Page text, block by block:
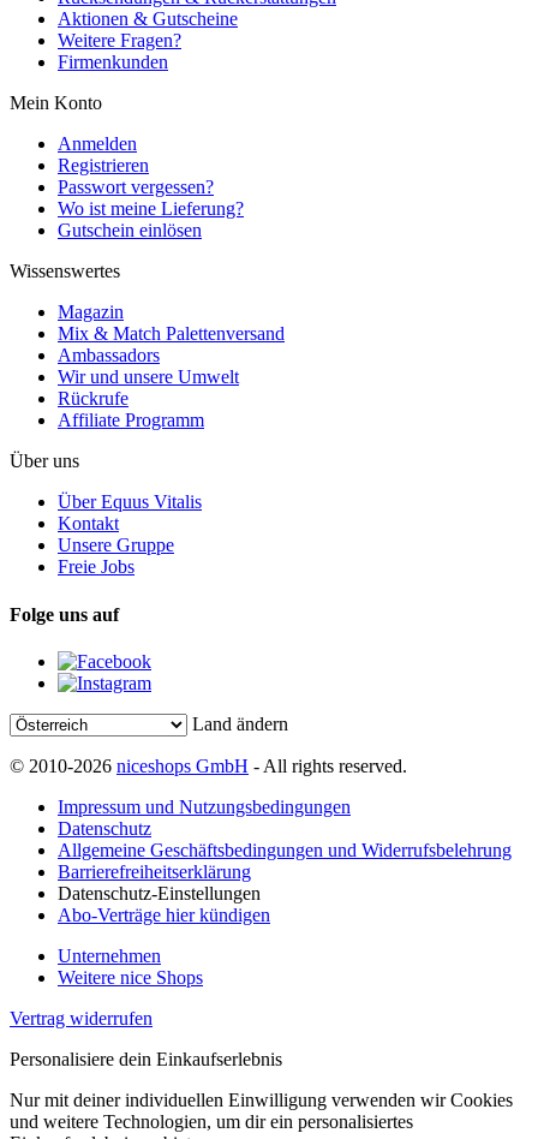
Aktionen & Gutscheine
Weitere Fragen?
Firmenkunden
Mein Konto
Anmelden
Registrieren
Passwort vergessen?
Wo ist meine Lieferung?
Gutschein einlösen
Wissenswertes
Magazin
Mix & Match Palettenversand
Ambassadors
Wir und unsere Umwelt
Rückrufe
Affiliate Programm
Über uns
Über Equus Vitalis
Kontakt
Unsere Gruppe
Freie Jobs
Folge uns auf
Land ändern
© 2010-2026 niceshops GmbH - All rights reserved.
Impressum und Nutzungsbedingungen
Datenschutz
Allgemeine Geschäftsbedingungen und Widerrufsbelehrung
Barrierefreiheitserklärung
Datenschutz-Einstellungen
Abo-Verträge hier kündigen
Unternehmen
Weitere nice Shops
Vertrag widerrufen
Personalisiere dein Einkaufserlebnis
Nur mit deiner individuellen Einwilligung verwenden wir Cookies
und weitere Technologien, um dir ein personalisiertes